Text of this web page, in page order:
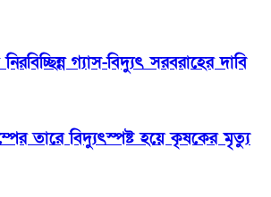
গ্যাস-বিদ্যুৎ সরবরাহের দাবি
তারে বিদ্যুৎস্পষ্ট হয়ে কৃষকের মৃত্যু